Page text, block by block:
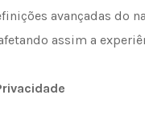
avançadas
assim a